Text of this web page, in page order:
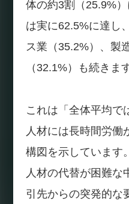
体の約3割（25.9%
は実に62.5%に達し
ス業（35.2%）、製
（32.1%）も続きます
これは「全体平均で
人材には長時間労働
構図を示しています
人材の代替が困難な
引先からの突発的な